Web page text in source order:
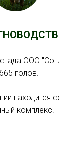
ООО
голов.
находится
комплекс.